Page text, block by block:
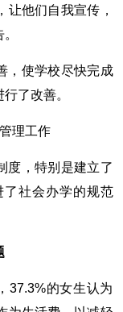
让他们自我宣传，
，使学校尽快完成
了改善。
理工作
度，特别是建立了
社会办学的规范
37.3%的女生认为